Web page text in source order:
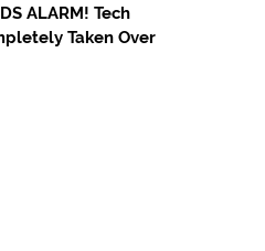
ALARM! Tech
Taken Over